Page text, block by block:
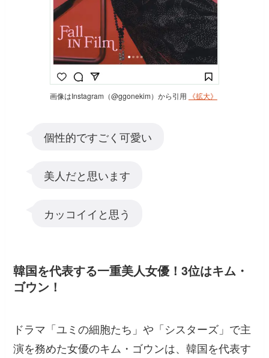
画像はInstagram（@ggonekim）から引用 《拡大》
個性的ですごく可愛い
美人だと思います
カッコイイと思う
韓国を代表する一重美人女優！3位はキム・
ゴウン！
ドラマ「ユミの細胞たち」や「シスターズ」で主
演を務めた女優のキム・ゴウンは、韓国を代表す